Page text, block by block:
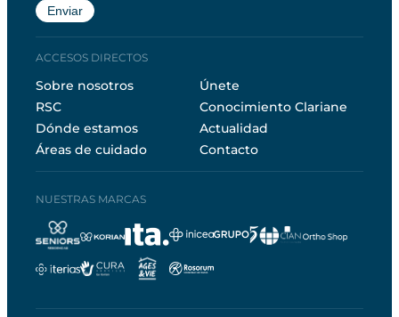
ACCESOS DIRECTOS
Sobre nosotros
RSC
Dónde estamos
Áreas de cuidado
Únete
Conocimiento Clariane
Actualidad
Contacto
NUESTRAS MARCAS